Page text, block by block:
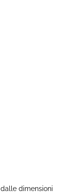
dimensioni